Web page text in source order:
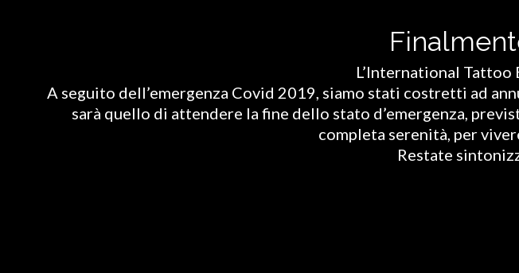
L’International Tattoo
A seguito dell’emergenza Covid 2019, siamo stati costretti ad
sarà quello di attendere la fine dello stato d’emergenza,
completa serenità, per
Restate